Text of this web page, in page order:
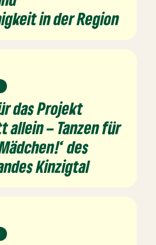
in der Region
das Projekt
allein – Tanzen für
des
Kinzigtal